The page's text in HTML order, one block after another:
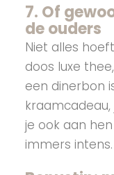
7. Of
de ouders
Niet alles
doos luxe
een dinerbon
je ook aan
immers intens.